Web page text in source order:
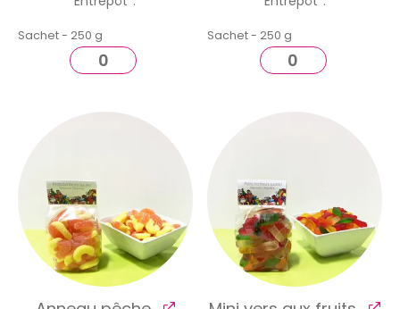
Sachet - 250 g Sachet - 250 g